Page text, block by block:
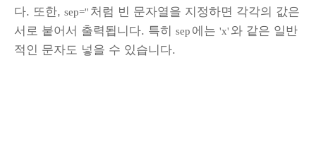
다. 또한, sep='' 처럼 빈 문자열을 지정하면 각각의 값은
서로 붙어서 출력됩니다. 특히 sep 에는 'x' 와 같은 일반
적인 문자도 넣을 수 있습니다.